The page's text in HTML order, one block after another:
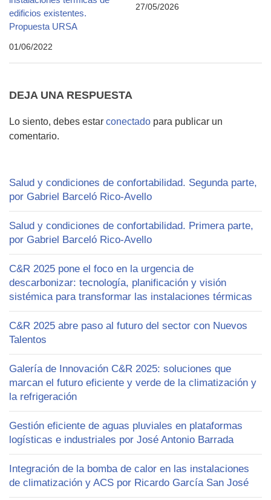
edificios existentes.
Propuesta URSA
01/06/2022
27/05/2026
DEJA UNA RESPUESTA
Lo siento, debes estar conectado para publicar un
comentario.
Salud y condiciones de confortabilidad. Segunda parte,
por Gabriel Barceló Rico-Avello
Salud y condiciones de confortabilidad. Primera parte,
por Gabriel Barceló Rico-Avello
C&R 2025 pone el foco en la urgencia de
descarbonizar: tecnología, planificación y visión
sistémica para transformar las instalaciones térmicas
C&R 2025 abre paso al futuro del sector con Nuevos
Talentos
Galería de Innovación C&R 2025: soluciones que
marcan el futuro eficiente y verde de la climatización y
la refrigeración
Gestión eficiente de aguas pluviales en plataformas
logísticas e industriales por José Antonio Barrada
Integración de la bomba de calor en las instalaciones
de climatización y ACS por Ricardo García San José